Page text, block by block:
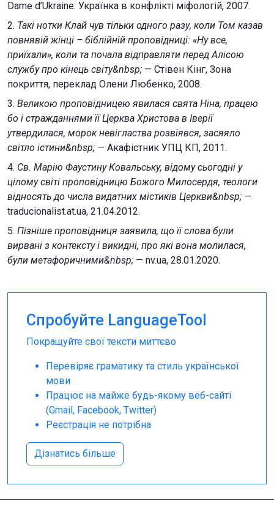
Dame d’Ukraine: Українка в конфлікті міфологій, 2007.
2. Такі нотки Клай чув тільки одного разу, коли Том казав
повнявій жінці – біблійній проповідниці: «Ну все,
приїхали», коли та почала відправляти перед Алісою
службу про кінець світу&nbsp; — Стівен Кінг, Зона
покриття, переклад Олени Любенко, 2008.
3. Великою проповідницею явилася свята Ніна, працею
бо і стражданнями її Церква Христова в Іверії
утвердилася, морок невігластва розвіявся, засяяло
світло істини&nbsp; — Акафістник УПЦ КП, 2011.
4. Св. Марію Фаустину Ковальську, відому сьогодні у
цілому світі проповідницю Божого Милосердя, теологи
відносять до числа видатних містиків Церкви&nbsp; —
traducionalist.at.ua, 21.04.2012.
5. Пізніше проповідниця заявила, що її слова були
вирвані з контексту і викидні, про які вона молилася,
були метафоричними&nbsp; — nv.ua, 28.01.2020.
Спробуйте LanguageTool
Покращуйте свої тексти миттєво
Перевіряє граматику та стиль української
мови
Працює на майже будь-якому веб-сайті
(Gmail, Facebook, Twitter)
Реєстрація не потрібна
Дізнатись більше